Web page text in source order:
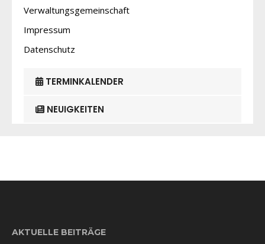
Verwaltungsgemeinschaft
Impressum
Datenschutz
TERMINKALENDER
NEUIGKEITEN
AKTUELLE BEITRÄGE